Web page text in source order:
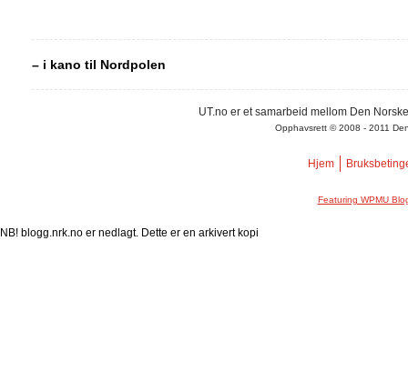
– i kano til Nordpolen
UT.no er et samarbeid mellom Den
Opphavsrett © 2008 - 2011
Hjem
Featuring WPMU
NB! blogg.nrk.no er nedlagt. Dette er en arkivert kopi